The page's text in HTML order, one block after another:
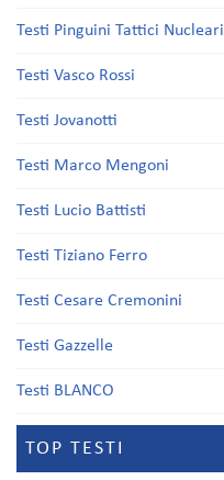
Testi Pinguini Tattici Nucleari
Testi Vasco Rossi
Testi Jovanotti
Testi Marco Mengoni
Testi Lucio Battisti
Testi Tiziano Ferro
Testi Cesare Cremonini
Testi Gazzelle
Testi BLANCO
TOP TESTI